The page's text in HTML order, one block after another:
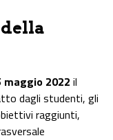
maggio 2022 il
dagli studenti, gli
raggiunti,